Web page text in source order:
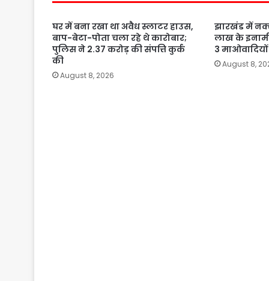
घर में बना रखा था अवैध स्लाटर हाउस,
बाप-बेटा-पोता चला रहे थे कारोबार;
पुलिस ने 2.37 करोड़ की संपत्ति कुर्क
की
August 8, 2026
झारखंड में
लाख के
3
August 8,